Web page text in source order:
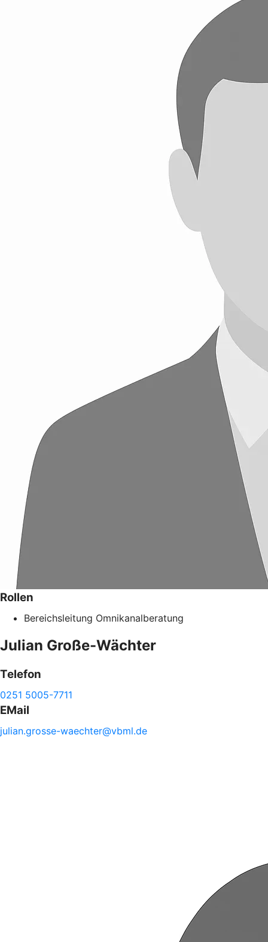
Rollen
Bereichsleitung Omnikanalberatung
Julian Große-Wächter
Telefon
0251 5005-7711
EMail
julian.grosse-waechter@vbml.de